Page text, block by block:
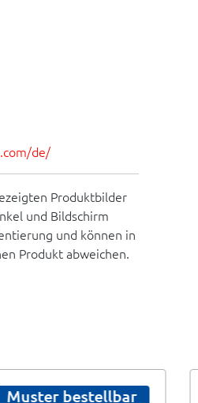
de/
Produktbilder
und Bildschirm
und können in
Produkt abweichen.
Muster bestellbar